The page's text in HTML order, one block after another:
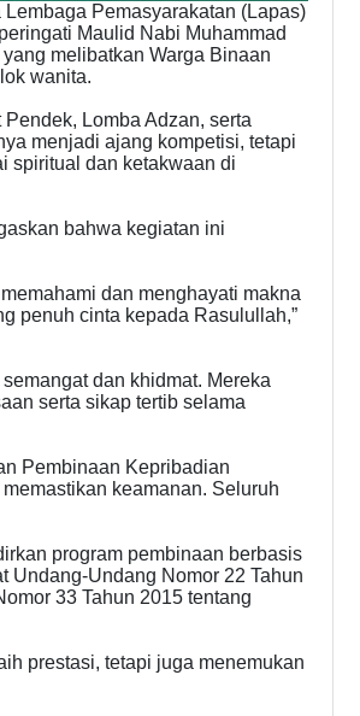
Pemasyarakatan (Lapas)
Maulid Nabi Muhammad
melibatkan Warga Binaan
wanita.
Lomba Adzan, serta
menjadi ajang kompetisi, tetapi
spiritual dan ketakwaan di
bahwa kegiatan ini
dan menghayati makna
penuh cinta kepada Rasulullah,”
dan khidmat. Mereka
serta sikap tertib selama
Pembinaan Kepribadian
keamanan. Seluruh
program pembinaan berbasis
Undang-Undang Nomor 22 Tahun
33 Tahun 2015 tentang
prestasi, tetapi juga menemukan